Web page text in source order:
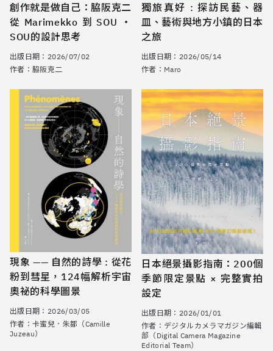
創作就是做自己：脇阪克二
從Marimekko到SOU・
SOU的設計思考
出版日期： 2026/07/02
作者：脇阪克二
獨旅真好 : 探訪民藝、器
皿、藝術與地方小鎮的日本
之旅
出版日期： 2026/05/14
作者： Maro
現象 —— 自然的詩學 : 從花
粉到彗星，124幅解析宇宙
奧祕的科學圖景
出版日期： 2026/03/05
作者：卡蜜兒．朱鄒（Camille
Juzeau）
日本絕景攝影指南：200個
季節限定景點 × 完整實拍
設定
出版日期： 2026/01/01
作者： デジタルカメラマガジン編輯
部（Digital Camera Magazine
Editorial Team）